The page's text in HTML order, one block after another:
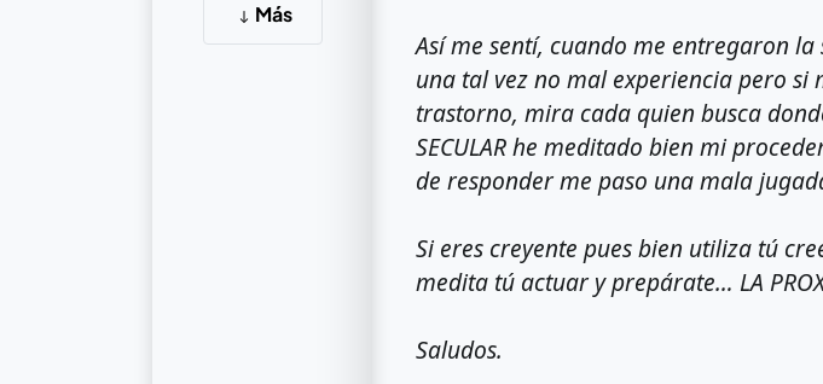
Más
Así me sentí, cuando me entregaron
una tal vez no mal experiencia pero
trastorno, mira cada quien busca
SECULAR he meditado bien mi
de responder me paso una mala
Si eres creyente pues bien utiliza tú
medita tú actuar y prepárate… LA
Saludos.